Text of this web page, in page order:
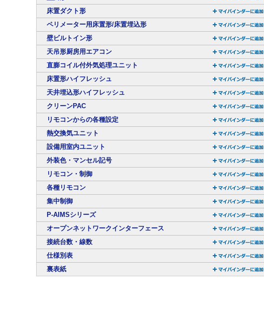
床置ダクト形
ペリメーター用床置形/床置埋込形
壁ビルトイン形
天吊形厨房用エアコン
直膨コイル付外気処理ユニット
床置形ハイフレッシュ
天井埋込形ハイフレッシュ
クリーンPAC
リモコンからの各種設定
熱交換気ユニット
設備用室内ユニット
外装色・マンセル記号
リモコン・制御
各種リモコン
集中制御
P-AIMSシリーズ
オープンネットワークインターフェース
接続台数・線数
仕様別表
裏表紙